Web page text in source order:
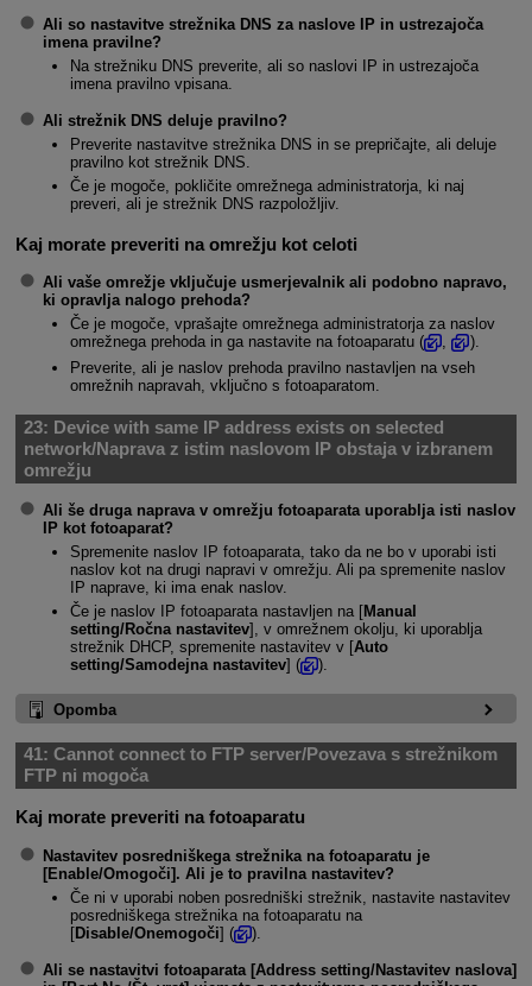
Ali so nastavitve strežnika DNS za naslove IP in ustrezajoča
imena pravilne?
Na strežniku DNS preverite, ali so naslovi IP in ustrezajoča
imena pravilno vpisana.
Ali strežnik DNS deluje pravilno?
Preverite nastavitve strežnika DNS in se prepričajte, ali deluje
pravilno kot strežnik DNS.
Če je mogoče, pokličite omrežnega administratorja, ki naj
preveri, ali je strežnik DNS razpoložljiv.
Kaj morate preveriti na omrežju kot celoti
Ali vaše omrežje vključuje usmerjevalnik ali podobno napravo,
ki opravlja nalogo prehoda?
Če je mogoče, vprašajte omrežnega administratorja za naslov
omrežnega prehoda in ga nastavite na fotoaparatu (
,
).
Preverite, ali je naslov prehoda pravilno nastavljen na vseh
omrežnih napravah, vključno s fotoaparatom.
23: Device with same IP address exists on selected
network/Naprava z istim naslovom IP obstaja v izbranem
omrežju
Ali še druga naprava v omrežju fotoaparata uporablja isti naslov
IP kot fotoaparat?
Spremenite naslov IP fotoaparata, tako da ne bo v uporabi isti
naslov kot na drugi napravi v omrežju. Ali pa spremenite naslov
IP naprave, ki ima enak naslov.
Če je naslov IP fotoaparata nastavljen na [Manual
setting/Ročna nastavitev], v omrežnem okolju, ki uporablja
strežnik DHCP, spremenite nastavitev v [Auto
setting/Samodejna nastavitev] ( ).
Opomba
41:Cannot connect to FTP server/Povezava s strežnikom
FTP ni mogoča
Kaj morate preveriti na fotoaparatu
Nastavitev posredniškega strežnika na fotoaparatu je
[Enable/Omogoči]. Ali je to pravilna nastavitev?
Če ni v uporabi noben posredniški strežnik, nastavite nastavitev
posredniškega strežnika na fotoaparatu na
[Disable/Onemogoči] ( ).
Ali se nastavitvi fotoaparata [Address setting/Nastavitev naslova]